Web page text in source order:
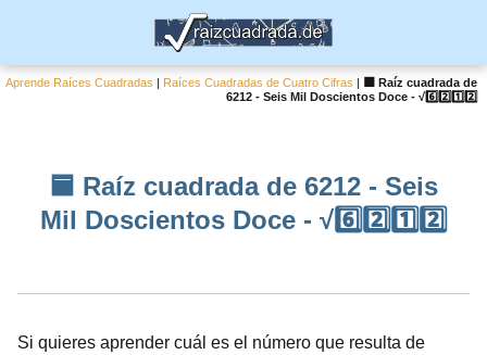
Aprende Raíces Cuadradas | Raíces Cuadradas de Cuatro Cifras |
🟦 Raíz cuadrada de
6212 - Seis Mil Doscientos Doce - √6️⃣2️⃣1️⃣2️⃣
🟦 Raíz cuadrada de 6212 - Seis
Mil Doscientos Doce - √6️⃣2️⃣1️⃣2️⃣
Si quieres aprender cuál es el número que resulta de